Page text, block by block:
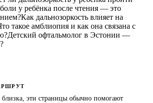
у ребёнка после чтения — это
Как дальнозоркость влияет на
такое амблиопия и как она связана с
Детский офтальмолог в Эстонии —
близка, эти страницы обычно помогают